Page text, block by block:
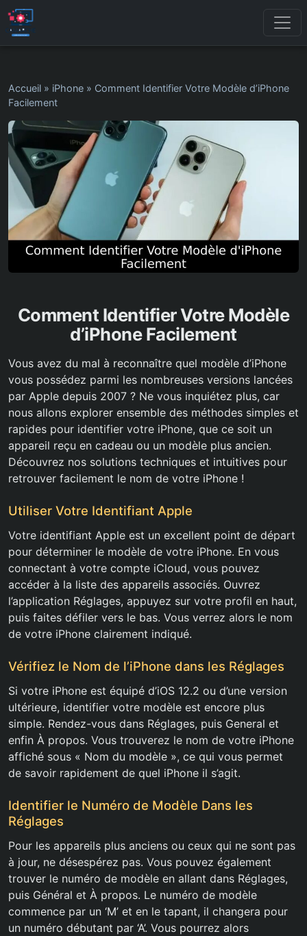
Accueil » iPhone » Comment Identifier Votre Modèle d’iPhone
Facilement
Comment Identifier Votre Modèle
d’iPhone Facilement
Vous avez du mal à reconnaître quel modèle d’iPhone
vous possédez parmi les nombreuses versions lancées
par Apple depuis 2007 ? Ne vous inquiétez plus, car
nous allons explorer ensemble des méthodes simples et
rapides pour identifier votre iPhone, que ce soit un
appareil reçu en cadeau ou un modèle plus ancien.
Découvrez nos solutions techniques et intuitives pour
retrouver facilement le nom de votre iPhone !
Utiliser Votre Identifiant Apple
Votre identifiant Apple est un excellent point de départ
pour déterminer le modèle de votre iPhone. En vous
connectant à votre compte iCloud, vous pouvez
accéder à la liste des appareils associés. Ouvrez
l’application Réglages, appuyez sur votre profil en haut,
puis faites défiler vers le bas. Vous verrez alors le nom
de votre iPhone clairement indiqué.
Vérifiez le Nom de l’iPhone dans les Réglages
Si votre iPhone est équipé d’iOS 12.2 ou d’une version
ultérieure, identifier votre modèle est encore plus
simple. Rendez-vous dans Réglages, puis General et
enfin À propos. Vous trouverez le nom de votre iPhone
affiché sous « Nom du modèle », ce qui vous permet
de savoir rapidement de quel iPhone il s’agit.
Identifier le Numéro de Modèle Dans les
Réglages
Pour les appareils plus anciens ou ceux qui ne sont pas
à jour, ne désespérez pas. Vous pouvez également
trouver le numéro de modèle en allant dans Réglages,
puis Général et À propos. Le numéro de modèle
commence par un ‘M’ et en le tapant, il changera pour
un numéro débutant par ‘A’. Vous pourrez alors